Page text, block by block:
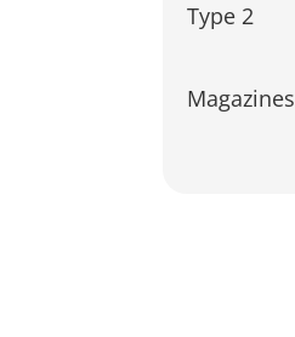
Type 2
Magazines